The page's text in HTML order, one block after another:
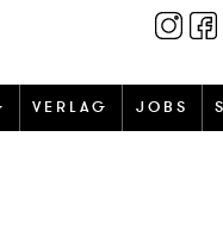
VERLAG JOBS